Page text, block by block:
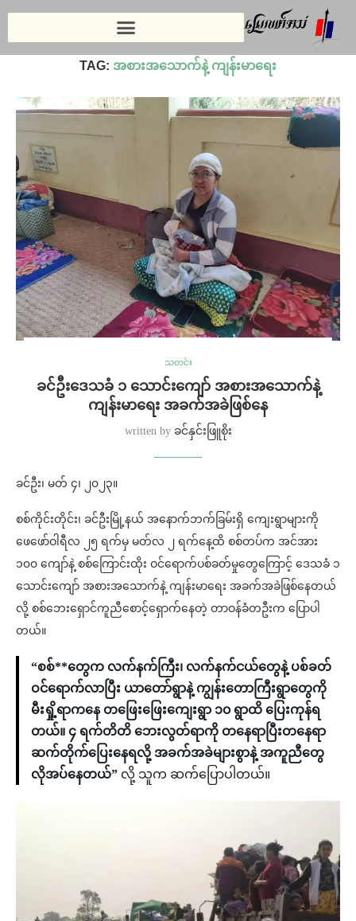
အစားအသောက်နဲ့ ကျန်းမာရေး
TAG: အစားအသောက်နဲ့ ကျန်းမာရေး
သတင်း
ခင်ဦးဒေသခံ ၁ သောင်းကျော် အစားအသောက်နဲ့
ကျန်းမာရေး အခက်အခဲဖြစ်နေ
written by ခင်နှင်းဖြူစိုး
ခင်ဦး၊ မတ် ၄၊ ၂၀၂၃။
စစ်ကိုင်းတိုင်း၊ ခင်ဦးမြို့နယ် အနောက်ဘက်ခြမ်းရှိ ကျေးရွာများကို
ဖေဖော်ဝါရီလ ၂၅ ရက်မှ မတ်လ ၂ ရက်နေ့ထိ စစ်တပ်က အင်အား
၁၀၀ ကျော်နဲ့ စစ်ကြောင်းထိုး ဝင်ရောက်ပစ်ခတ်မှုတွေကြောင့် ဒေသခံ ၁
သောင်းကျော် အစားအသောက်နဲ့ ကျန်းမာရေး အခက်အခဲဖြစ်နေတယ်
လို့ စစ်ဘေးရှောင်ကူညီစောင့်ရှောက်နေတဲ့ တာဝန်ခံတဦးက ပြောပါ
တယ်။
“စစ်**တွေက လက်နက်ကြီး၊ လက်နက်ငယ်တွေနဲ့ ပစ်ခတ်
ဝင်ရောက်လာပြီး ယာတော်ရွာနဲ့ ကျွန်းတောကြီးရွာတွေကို
မီးရှို့ရာကနေ တဖြေးဖြေးကျေးရွာ ၁၀ ရွာထိ ပြေးကုန်ရ
တယ်။ ၄ ရက်တိတိ ဘေးလွတ်ရာကို တနေရာပြီးတနေရာ
ဆက်တိုက်ပြေးနေရလို့ အခက်အခဲများစွာနဲ့ အကူညီတွေ
လိုအပ်နေတယ်” လို့ သူက ဆက်ပြောပါတယ်။